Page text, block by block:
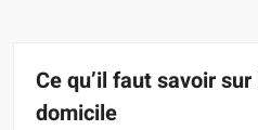
Ce qu’il faut savoir
domicile